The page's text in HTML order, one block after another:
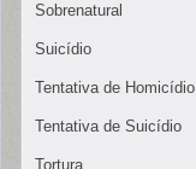
Sobrenatural
Suicídio
Tentativa de Homicídio
Tentativa de Suicídio
Tortura